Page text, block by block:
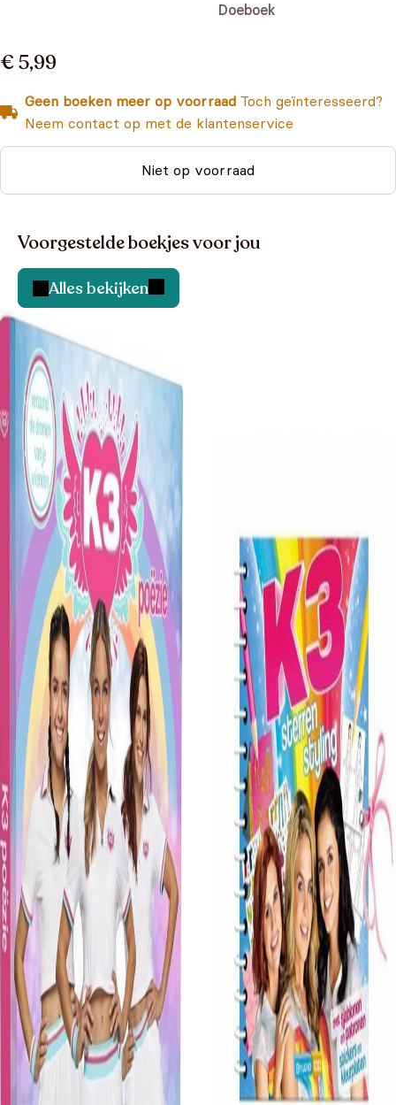
Doeboek
€ 5,99
Geen boeken meer op voorraad Toch geïnteresseerd?
Neem contact op met de klantenservice
Niet op voorraad
Voorgestelde boekjes voor jou
Alles bekijken